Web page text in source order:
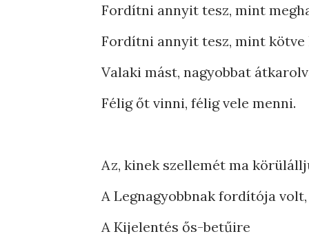
Fordítni annyit tesz, mint
Fordítni annyit tesz, mint kötve
Valaki mást, nagyobbat
Félig őt vinni, félig vele menni.
Az, kinek szellemét ma
A Legnagyobbnak fordítója volt,
A Kijelentés ős-betűire